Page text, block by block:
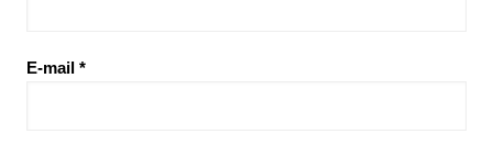
E-mail *